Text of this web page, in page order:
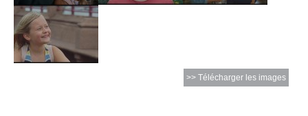
>> Télécharger les images